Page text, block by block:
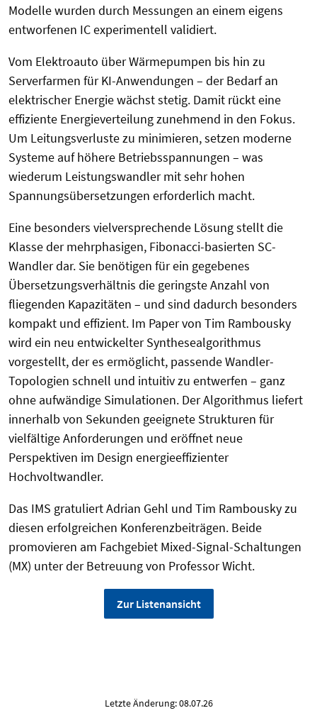
Modelle wurden durch Messungen an einem eigens
entworfenen IC experimentell validiert.
Vom Elektroauto über Wärmepumpen bis hin zu
Serverfarmen für KI-Anwendungen – der Bedarf an
elektrischer Energie wächst stetig. Damit rückt eine
effiziente Energieverteilung zunehmend in den Fokus.
Um Leitungsverluste zu minimieren, setzen moderne
Systeme auf höhere Betriebsspannungen – was
wiederum Leistungswandler mit sehr hohen
Spannungsübersetzungen erforderlich macht.
Eine besonders vielversprechende Lösung stellt die
Klasse der mehrphasigen, Fibonacci-basierten SC-
Wandler dar. Sie benötigen für ein gegebenes
Übersetzungsverhältnis die geringste Anzahl von
fliegenden Kapazitäten – und sind dadurch besonders
kompakt und effizient. Im Paper von Tim Rambousky
wird ein neu entwickelter Synthesealgorithmus
vorgestellt, der es ermöglicht, passende Wandler-
Topologien schnell und intuitiv zu entwerfen – ganz
ohne aufwändige Simulationen. Der Algorithmus liefert
innerhalb von Sekunden geeignete Strukturen für
vielfältige Anforderungen und eröffnet neue
Perspektiven im Design energieeffizienter
Hochvoltwandler.
Das IMS gratuliert Adrian Gehl und Tim Rambousky zu
diesen erfolgreichen Konferenzbeiträgen. Beide
promovieren am Fachgebiet Mixed-Signal-Schaltungen
(MX) unter der Betreuung von Professor Wicht.
Zur Listenansicht
Letzte Änderung: 08.07.26